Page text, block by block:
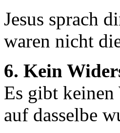
Jesus sprach
waren nicht
6. Kein
Es gibt
auf dasselbe